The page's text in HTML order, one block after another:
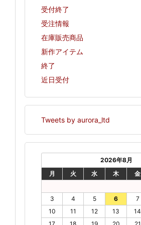
受付終了
受注情報
在庫販売商品
新作アイテム
終了
近日受付
Tweets by aurora_ltd
2026年8月
月
火 水 木 金
3
4 5 6 7
10
11 12 13 14